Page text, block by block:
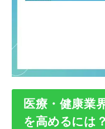
医療・健康業
を高めるには？